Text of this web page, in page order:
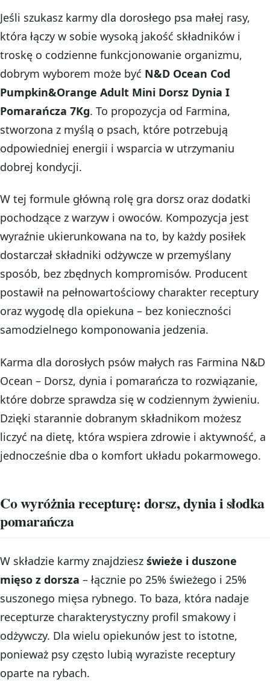
Jeśli szukasz karmy dla dorosłego psa małej rasy,
która łączy w sobie wysoką jakość składników i
troskę o codzienne funkcjonowanie organizmu,
dobrym wyborem może być N&D Ocean Cod
Pumpkin&Orange Adult Mini Dorsz Dynia I
Pomarańcza 7Kg. To propozycja od Farmina,
stworzona z myślą o psach, które potrzebują
odpowiedniej energii i wsparcia w utrzymaniu
dobrej kondycji.
W tej formule główną rolę gra dorsz oraz dodatki
pochodzące z warzyw i owoców. Kompozycja jest
wyraźnie ukierunkowana na to, by każdy posiłek
dostarczał składniki odżywcze w przemyślany
sposób, bez zbędnych kompromisów. Producent
postawił na pełnowartościowy charakter receptury
oraz wygodę dla opiekuna – bez konieczności
samodzielnego komponowania jedzenia.
Karma dla dorosłych psów małych ras Farmina N&D
Ocean – Dorsz, dynia i pomarańcza to rozwiązanie,
które dobrze sprawdza się w codziennym żywieniu.
Dzięki starannie dobranym składnikom możesz
liczyć na dietę, która wspiera zdrowie i aktywność, a
jednocześnie dba o komfort układu pokarmowego.
Co wyróżnia recepturę: dorsz, dynia i słodka
pomarańcza
W składzie karmy znajdziesz świeże i duszone
mięso z dorsza – łącznie po 25% świeżego i 25%
suszonego mięsa rybnego. To baza, która nadaje
recepturze charakterystyczny profil smakowy i
odżywczy. Dla wielu opiekunów jest to istotne,
ponieważ psy często lubią wyraziste receptury
oparte na rybach.